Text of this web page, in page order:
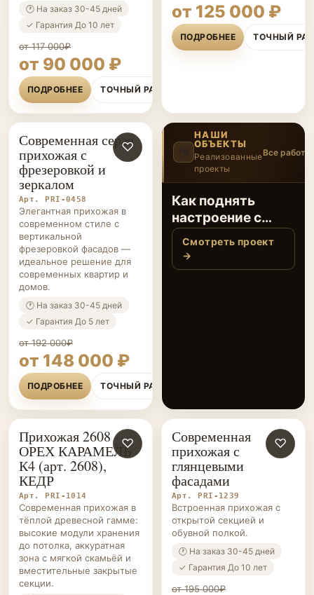
🕐 На заказ 30-45 дней
✓ Гарантия До 10 лет
от 117 000₽
от 90 000 ₽
ПОДРОБНЕЕ ТОЧНЫЙ РАСЧЁТ
от 125 000 ₽
ПОДРОБНЕЕ ТОЧНЫЙ
ПРИХОЖИЕ НА ЗАКАЗ
♡
Современная серая
прихожая с
фрезеровкой и
зеркалом
Арт. PRI-0458
Элегантная прихожая в
современном стиле с
вертикальной
фрезеровкой фасадов —
идеальное решение для
современных квартир и
домов.
🕐 На заказ 30-45 дней
✓ Гарантия До 5 лет
от 192 000₽
от 148 000 ₽
ПОДРОБНЕЕ ТОЧНЫЙ РАСЧЁТ
НАШИ
ОБЪЕКТЫ
Реализованные
проекты
Все
‹ ›
Как поднять
настроение с
первой же
секунды, когда
вы переступаете
Смотреть проект
→
ПРИХОЖИЕ НА ЗАКАЗ
♡
Прихожая 2608
ОРЕХ КАРАМЕЛЬ
К4 (арт. 2608),
КЕДР
Арт. PRI-1014
Современная прихожая в
тёплой древесной гамме:
высокие модули хранения
до потолка, аккуратная
зона с мягкой скамьёй и
вместительные закрытые
секции.
ПРИХОЖИЕ НА ЗАКАЗ
♡
Современная
прихожая с
глянцевыми
фасадами
Арт. PRI-1239
Встроенная прихожая с
открытой секцией и
обувной полкой.
🕐 На заказ 30-45 дней
✓ Гарантия До 10 лет
от 195 000₽